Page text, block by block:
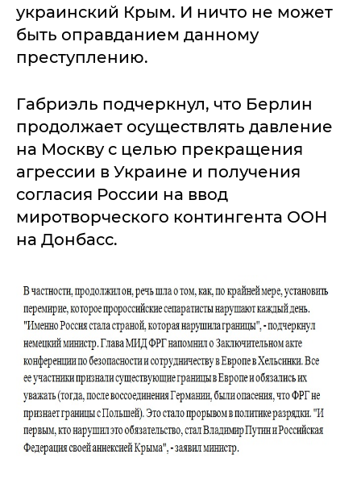
украинский Крым. И ничто не может
быть оправданием данному
преступлению.
Габриэль подчеркнул, что Берлин
продолжает осуществлять давление
на Москву с целью прекращения
агрессии в Украине и получения
согласия России на ввод
миротворческого контингента ООН
на Донбасс.